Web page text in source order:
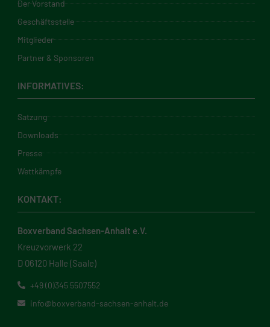
Der Vorstand
Geschäftsstelle
Mitglieder
Partner & Sponsoren
INFORMATIVES:
Satzung
Downloads
Presse
Wettkämpfe
KONTAKT:
Boxverband Sachsen-Anhalt e.V.
Kreuzvorwerk 22
D 06120 Halle (Saale)
+49 (0)345 5507552
info@boxverband-sachsen-anhalt.de